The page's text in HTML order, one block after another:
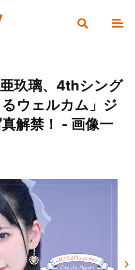
玖璃、4thシング
ウェルカム」ジ
解禁！ - 画像一